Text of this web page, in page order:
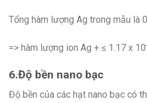
Tổng hàm lượng Ag trong mẫu là
=> hàm lượng ion Ag + ≤ 1.17 x 10
6.Độ bền nano bạc
Độ bền của các hạt nano bạc có